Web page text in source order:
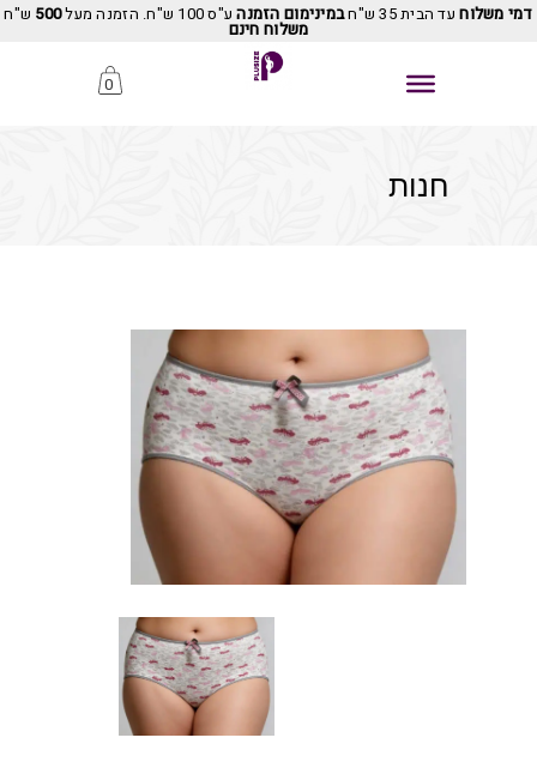
דמי משלוחעד הבית 35 ש"ח במינימום הזמנהע"ס 100 ש"ח. הזמנה מעל 500 ש"ח
משלוח חינם
0
חנות